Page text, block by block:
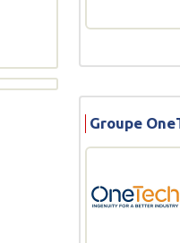
Groupe